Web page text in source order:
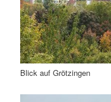
Blick auf Grötzingen